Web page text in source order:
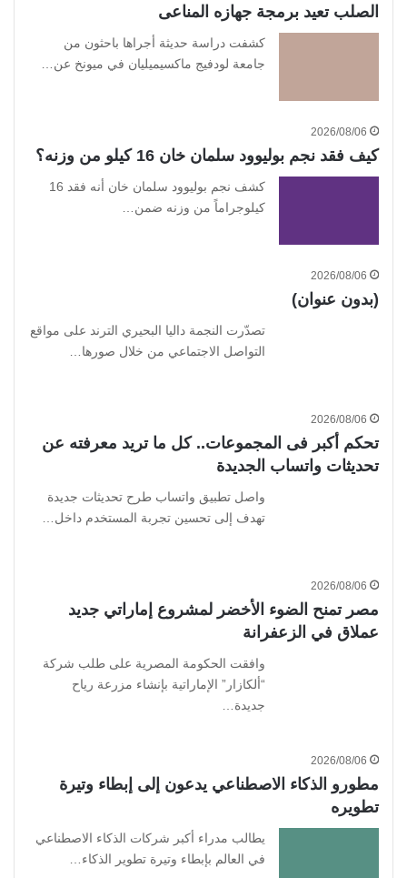
الصلب تعيد برمجة جهازه المناعى
كشفت دراسة حديثة أجراها باحثون من
جامعة لودفيج ماكسيميليان في ميونخ عن…
2026/08/06
كيف فقد نجم بوليوود سلمان خان 16 كيلو من وزنه؟
كشف نجم بوليوود سلمان خان أنه فقد 16
كيلوجراماً من وزنه ضمن…
2026/08/06
(بدون عنوان)
تصدّرت النجمة داليا البحيري الترند على مواقع
التواصل الاجتماعي من خلال صورها…
2026/08/06
تحكم أكبر فى المجموعات.. كل ما تريد معرفته عن
تحديثات واتساب الجديدة
واصل تطبيق واتساب طرح تحديثات جديدة
تهدف إلى تحسين تجربة المستخدم داخل…
2026/08/06
مصر تمنح الضوء الأخضر لمشروع إماراتي جديد
عملاق في الزعفرانة
وافقت الحكومة المصرية على طلب شركة
“ألكازار” الإماراتية بإنشاء مزرعة رياح
جديدة…
2026/08/06
مطورو الذكاء الاصطناعي يدعون إلى إبطاء وتيرة
تطويره
يطالب مدراء أكبر شركات الذكاء الاصطناعي
في العالم بإبطاء وتيرة تطوير الذكاء…